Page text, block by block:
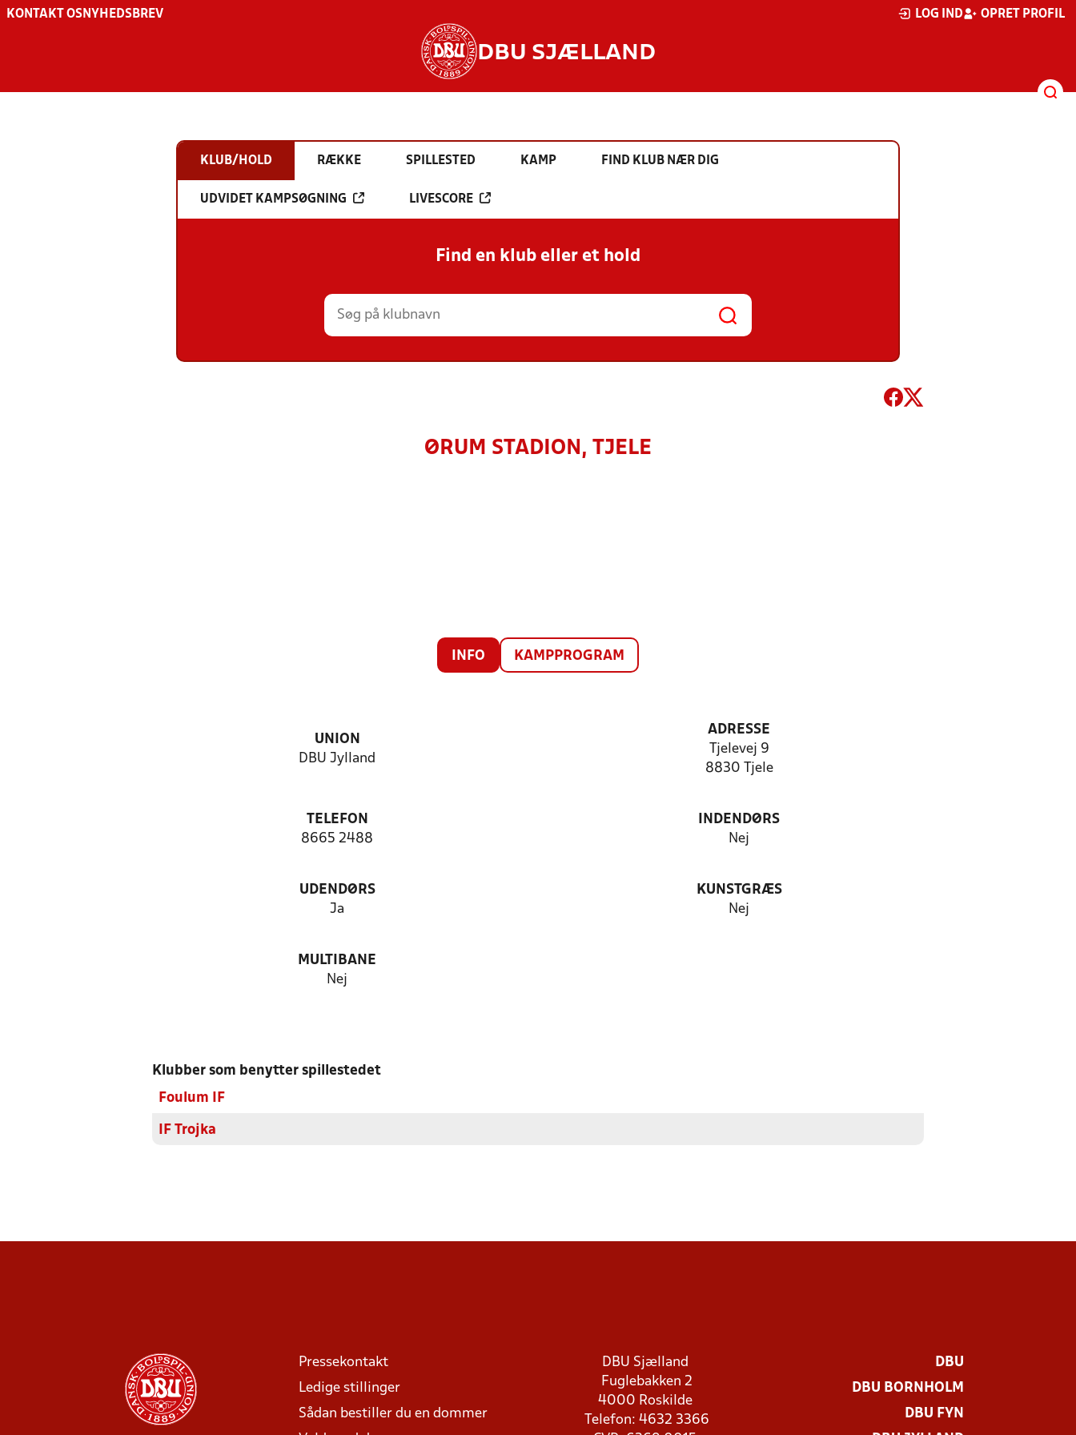
KONTAKT OS NYHEDSBREV LOG IND OPRET PROFIL
DBU SJÆLLAND
KLUB/HOLD RÆKKE SPILLESTED KAMP FIND KLUB NÆR DIG
UDVIDET KAMPSØGNING LIVESCORE
Find en klub eller et hold
ØRUM STADION, TJELE
INFO KAMPPROGRAM
UNION
DBU Jylland
ADRESSE
Tjelevej 9
8830 Tjele
TELEFON
8665 2488
INDENDØRS
Nej
UDENDØRS
Ja
KUNSTGRÆS
Nej
MULTIBANE
Nej
Klubber som benytter spillestedet
Foulum IF
IF Trojka
Pressekontakt
Ledige stillinger
Sådan bestiller du en dommer
DBU Sjælland
Fuglebakken 2
4000 Roskilde
Telefon: 4632 3366
DBU
DBU BORNHOLM
DBU FYN